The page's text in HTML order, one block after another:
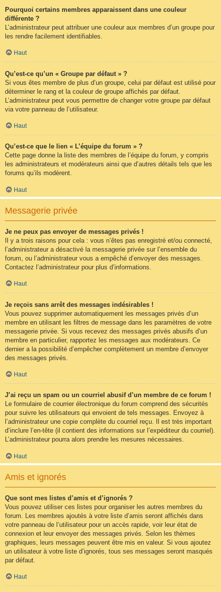
Pourquoi certains membres apparaissent dans une couleur
différente ?
L’administrateur peut attribuer une couleur aux membres d’un groupe pour
les rendre facilement identifiables.
Haut
Qu’est-ce qu’un « Groupe par défaut » ?
Si vous êtes membre de plus d’un groupe, celui par défaut est utilisé pour
déterminer le rang et la couleur de groupe affichés par défaut.
L’administrateur peut vous permettre de changer votre groupe par défaut
via votre panneau de l’utilisateur.
Haut
Qu’est-ce que le lien « L’équipe du forum » ?
Cette page donne la liste des membres de l’équipe du forum, y compris
les administrateurs et modérateurs ainsi que d’autres détails tels que les
forums qu’ils modèrent.
Haut
Messagerie privée
Je ne peux pas envoyer de messages privés !
Il y a trois raisons pour cela : vous n’êtes pas enregistré et/ou connecté,
l’administrateur a désactivé la messagerie privée sur l’ensemble du
forum, ou l’administrateur vous a empêché d’envoyer des messages.
Contactez l’administrateur pour plus d’informations.
Haut
Je reçois sans arrêt des messages indésirables !
Vous pouvez supprimer automatiquement les messages privés d’un
membre en utilisant les filtres de message dans les paramètres de votre
messagerie privée. Si vous recevez des messages privés abusifs d’un
membre en particulier, rapportez les messages aux modérateurs. Ce
dernier a la possibilité d’empêcher complètement un membre d’envoyer
des messages privés.
Haut
J’ai reçu un spam ou un courriel abusif d’un membre de ce forum !
Le formulaire de courrier électronique du forum comprend des sécurités
pour suivre les utilisateurs qui envoient de tels messages. Envoyez à
l’administrateur une copie complète du courriel reçu. Il est très important
d’inclure l’en-tête (il contient des informations sur l’expéditeur du courriel).
L’administrateur pourra alors prendre les mesures nécessaires.
Haut
Amis et ignorés
Que sont mes listes d’amis et d’ignorés ?
Vous pouvez utiliser ces listes pour organiser les autres membres du
forum. Les membres ajoutés à votre liste d’amis seront affichés dans
votre panneau de l’utilisateur pour un accès rapide, voir leur état de
connexion et leur envoyer des messages privés. Selon les thèmes
graphiques, leurs messages peuvent être mis en valeur. Si vous ajoutez
un utilisateur à votre liste d’ignorés, tous ses messages seront masqués
par défaut.
Haut